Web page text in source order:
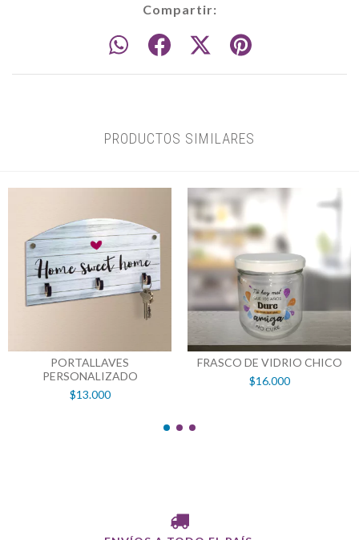
Compartir:
PRODUCTOS SIMILARES
PORTALLAVES
PERSONALIZADO
$13.000
FRASCO DE VIDRIO CHICO
$16.000